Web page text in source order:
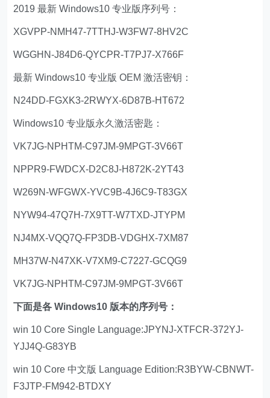
2019 最新 Windows10 专业版序列号：
XGVPP-NMH47-7TTHJ-W3FW7-8HV2C
WGGHN-J84D6-QYCPR-T7PJ7-X766F
最新 Windows10 专业版 OEM 激活密钥：
N24DD-FGXK3-2RWYX-6D87B-HT672
Windows10 专业版永久激活密匙：
VK7JG-NPHTM-C97JM-9MPGT-3V66T
NPPR9-FWDCX-D2C8J-H872K-2YT43
W269N-WFGWX-YVC9B-4J6C9-T83GX
NYW94-47Q7H-7X9TT-W7TXD-JTYPM
NJ4MX-VQQ7Q-FP3DB-VDGHX-7XM87
MH37W-N47XK-V7XM9-C7227-GCQG9
VK7JG-NPHTM-C97JM-9MPGT-3V66T
下面是各 Windows10 版本的序列号：
win 10 Core Single Language:JPYNJ-XTFCR-372YJ-
YJJ4Q-G83YB
win 10 Core 中文版 Language Edition:R3BYW-CBNWT-
F3JTP-FM942-BTDXY